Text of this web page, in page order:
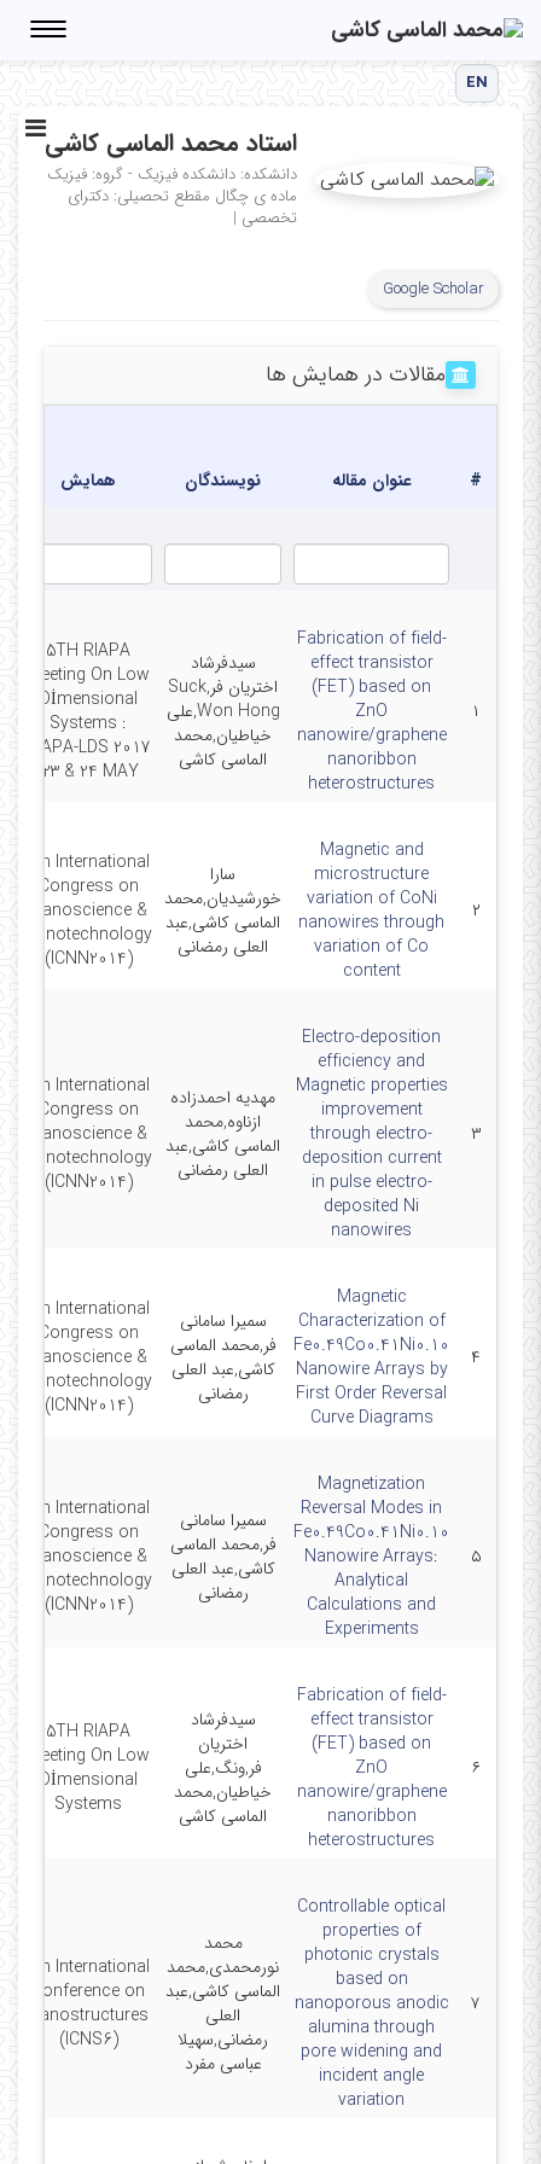
EN
استاد محمد الماسی کاشی
دانشکده: دانشکده فیزیک - گروه: فیزیک
ماده ی چگال مقطع تحصیلی: دکترای
تخصصی |
Google Scholar
مقالات در همایش ها
# عنوان مقاله نویسندگان همایش
۱
Fabrication of field-
effect transistor
(FET) based on
ZnO
nanowire/graphene
nanoribbon
heterostructures
سیدفرشاد
اختریان فر,Suck
Won Hong,علی
خیاطیان,محمد
الماسی کاشی
5TH RIAPA
Meeting On Low
Dİmensional
Systems :
RIAPA-LDS 2017
-23 & 24 MAY
۲
Magnetic and
microstructure
variation of CoNi
nanowires through
variation of Co
content
سارا
خورشیدیان,محمد
الماسی کاشی,عبد
العلی رمضانی
5th International
Congress on
Nanoscience &
Nanotechnology
(ICNN2014)
۳
Electro-deposition
efficiency and
Magnetic properties
improvement
through electro-
deposition current
in pulse electro-
deposited Ni
nanowires
مهدیه احمدزاده
ازناوه,محمد
الماسی کاشی,عبد
العلی رمضانی
5th International
Congress on
Nanoscience &
Nanotechnology
(ICNN2014)
۴
Magnetic
Characterization of
Fe0.49Co0.41Ni0.10
Nanowire Arrays by
First Order Reversal
Curve Diagrams
سمیرا سامانی
فر,محمد الماسی
کاشی,عبد العلی
رمضانی
5th International
Congress on
Nanoscience &
Nanotechnology
(ICNN2014)
۵
Magnetization
Reversal Modes in
Fe0.49Co0.41Ni0.10
Nanowire Arrays:
Analytical
Calculations and
Experiments
سمیرا سامانی
فر,محمد الماسی
کاشی,عبد العلی
رمضانی
5th International
Congress on
Nanoscience &
Nanotechnology
(ICNN2014)
۶
Fabrication of field-
effect transistor
(FET) based on
ZnO
nanowire/graphene
nanoribbon
heterostructures
سیدفرشاد
اختریان
فر,ونگ,علی
خیاطیان,محمد
الماسی کاشی
5TH RIAPA
Meeting On Low
Dİmensional
Systems
۷
Controllable optical
properties of
photonic crystals
based on
nanoporous anodic
alumina through
pore widening and
incident angle
variation
محمد
نورمحمدی,محمد
الماسی کاشی,عبد
العلی
رمضانی,سهیلا
عباسی مفرد
6th International
Conference on
Nanostructures
(ICNS6)